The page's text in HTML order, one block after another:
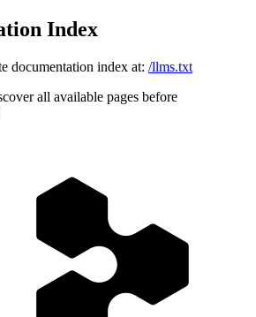
Index
documentation index at: /llms.txt
all available pages before